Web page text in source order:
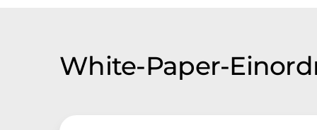
White-Paper-